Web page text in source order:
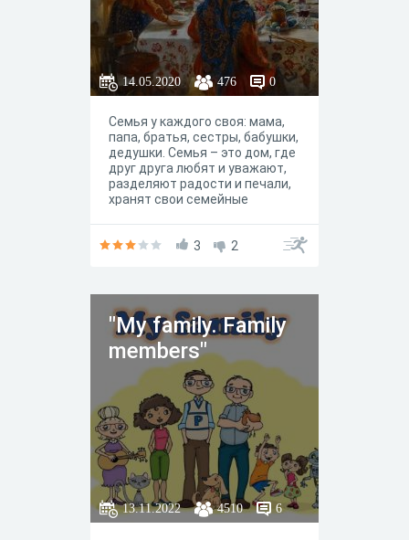
символизирующий мечты о
любви и верности.
14.05.2020 476 0
Семья у каждого своя: мама,
папа, братья, сестры, бабушки,
дедушки. Семья – это дом, где
друг друга любят и уважают,
разделяют радости и печали,
хранят свои семейные
будет посвящена викторина.
3 2
"My family. Family
members"
13.11.2022 4510 6